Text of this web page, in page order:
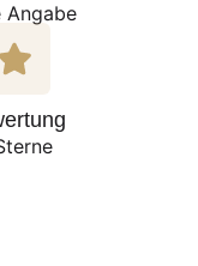
Angabe